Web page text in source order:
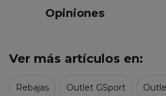
Opiniones
Ver más artículos en:
Rebajas Outlet GSport